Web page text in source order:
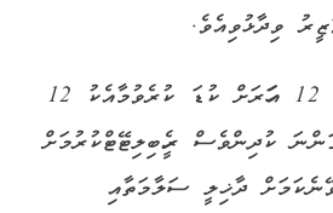
ވިދާޅުވިއެވެ.
ޒިންމާ ނަގަންޖެހޭ ޢުމުރު 12 އަހަރަށް ކުޑަ ކުރެވުމާއެކު 12
ކުދިންވެސް ރީހެބިލިޓޭޓްކުރުމަށް
ދާޚިލީ ސަލާމަތާއި